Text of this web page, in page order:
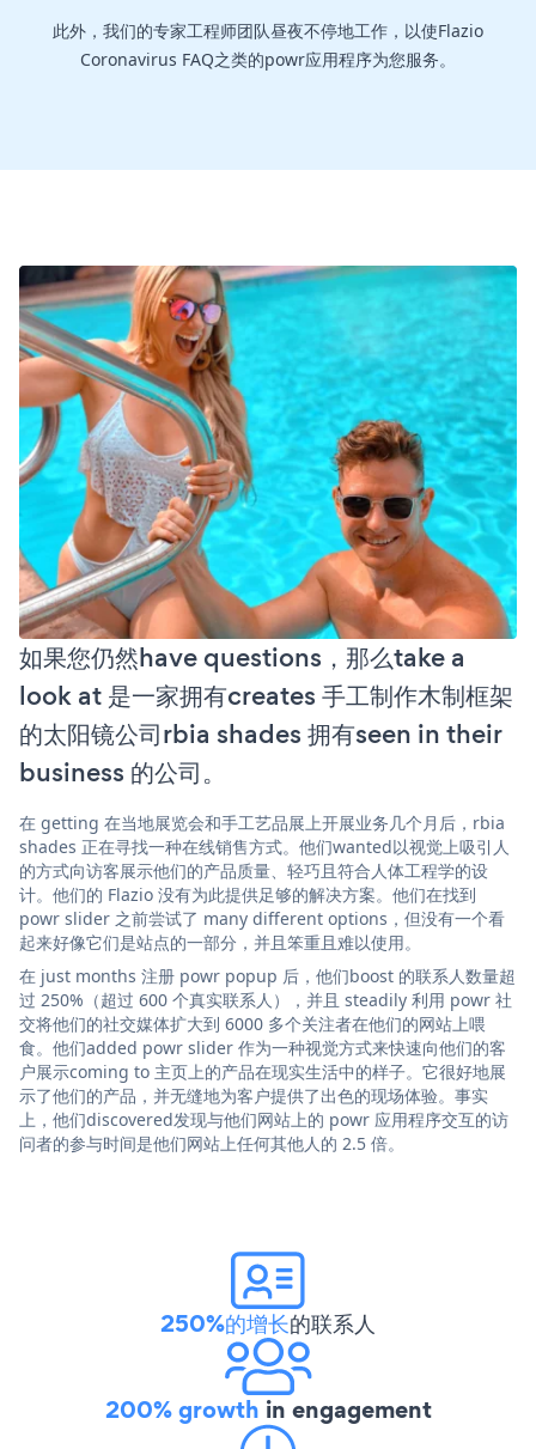
此外，我们的专家工程师团队昼夜不停地工作，以使Flazio
Coronavirus FAQ之类的powr应用程序为您服务。
如果您仍然have questions，那么take a
look at 是一家拥有creates 手工制作木制框架
的太阳镜公司rbia shades 拥有seen in their
business 的公司。
在 getting 在当地展览会和手工艺品展上开展业务几个月后，rbia
shades 正在寻找一种在线销售方式。他们wanted以视觉上吸引人
的方式向访客展示他们的产品质量、轻巧且符合人体工程学的设
计。他们的 Flazio 没有为此提供足够的解决方案。他们在找到
powr slider 之前尝试了 many different options，但没有一个看
起来好像它们是站点的一部分，并且笨重且难以使用。
在 just months 注册 powr popup 后，他们boost 的联系人数量超
过 250%（超过 600 个真实联系人），并且 steadily 利用 powr 社
交将他们的社交媒体扩大到 6000 多个关注者在他们的网站上喂
食。他们added powr slider 作为一种视觉方式来快速向他们的客
户展示coming to 主页上的产品在现实生活中的样子。它很好地展
示了他们的产品，并无缝地为客户提供了出色的现场体验。事实
上，他们discovered发现与他们网站上的 powr 应用程序交互的访
问者的参与时间是他们网站上任何其他人的 2.5 倍。
250%的增长的联系人
200% growth in engagement